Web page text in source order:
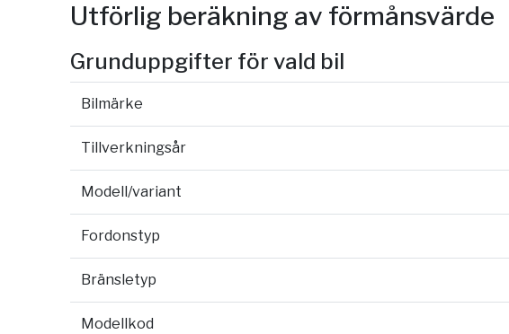
Utförlig beräkning av förmånsvärde
Grunduppgifter för vald bil
Bilmärke
Tillverkningsår
Modell/variant
Fordonstyp
Bränsletyp
Modellkod